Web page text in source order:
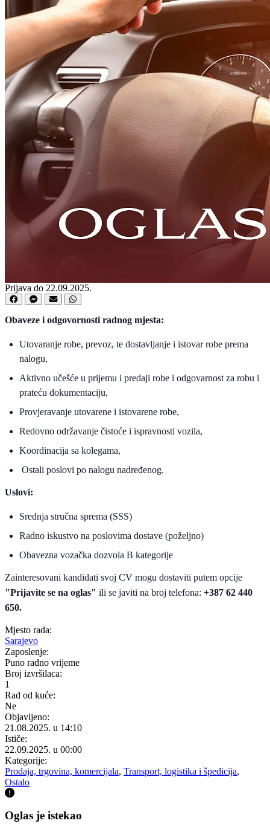
Prijava do 22.09.2025.
Obaveze i odgovornosti radnog mjesta:
Utovaranje robe, prevoz, te dostavljanje i istovar robe prema
nalogu,
Aktivno učešće u prijemu i predaji robe i odgovarnost za robu i
prateću dokumentaciju,
Provjeravanje utovarene i istovarene robe,
Redovno održavanje čistoće i ispravnosti vozila,
Koordinacija sa kolegama,
Ostali poslovi po nalogu nadređenog.
Uslovi:
Srednja stručna sprema (SSS)
Radno iskustvo na poslovima dostave (poželjno)
Obavezna vozačka dozvola B kategorije
Zainteresovani kandidati svoj CV mogu dostaviti putem opcije
"Prijavite se na oglas" ili se javiti na broj telefona: +387 62 440
650.
Mjesto rada:
Sarajevo
Zaposlenje:
Puno radno vrijeme
Broj izvršilaca:
1
Rad od kuće:
Ne
Objavljeno:
21.08.2025. u 14:10
Ističe:
22.09.2025. u 00:00
Kategorije:
Prodaja, trgovina, komercijala, Transport, logistika i špedicija,
Ostalo
Oglas je istekao